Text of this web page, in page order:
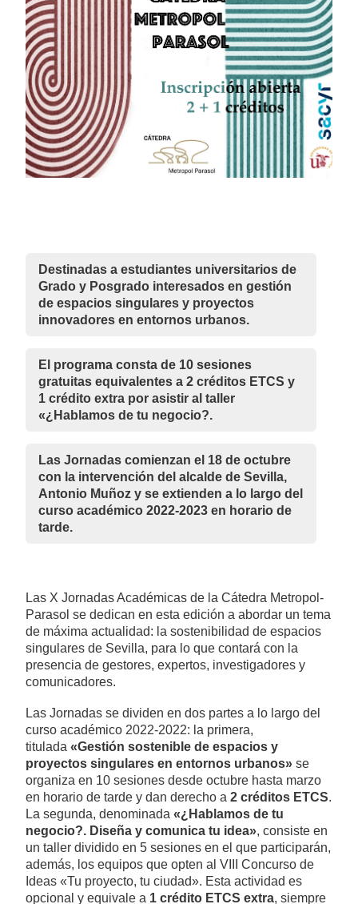
Destinadas a estudiantes universitarios de
Grado y Posgrado interesados en gestión
de espacios singulares y proyectos
innovadores en entornos urbanos.
El programa consta de 10 sesiones
gratuitas equivalentes a 2 créditos ETCS y
1 crédito extra por asistir al taller
«¿Hablamos de tu negocio?.
Las Jornadas comienzan el 18 de octubre
con la intervención del alcalde de Sevilla,
Antonio Muñoz y se extienden a lo largo del
curso académico 2022-2023 en horario de
tarde.
Las X Jornadas Académicas de la Cátedra Metropol-
Parasol se dedican en esta edición a abordar un tema
de máxima actualidad: la sostenibilidad de espacios
singulares de Sevilla, para lo que contará con la
presencia de gestores, expertos, investigadores y
comunicadores.
Las Jornadas se dividen en dos partes a lo largo del
curso académico 2022-2022: la primera,
titulada «Gestión sostenible de espacios y
proyectos singulares en entornos urbanos» se
organiza en 10 sesiones desde octubre hasta marzo
en horario de tarde y dan derecho a 2 créditos ETCS.
La segunda, denominada «¿Hablamos de tu
negocio?. Diseña y comunica tu idea», consiste en
un taller dividido en 5 sesiones en el que participarán,
además, los equipos que opten al VIII Concurso de
Ideas «Tu proyecto, tu ciudad». Esta actividad es
opcional y equivale a 1 crédito ETCS extra, siempre